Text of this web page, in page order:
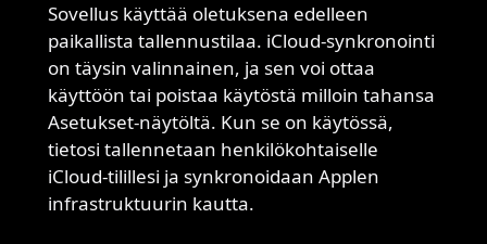
Sovellus käyttää oletuksena edelleen
paikallista tallennustilaa. iCloud-synkronointi
on täysin valinnainen, ja sen voi ottaa
käyttöön tai poistaa käytöstä milloin tahansa
Asetukset-näytöltä. Kun se on käytössä,
tietosi tallennetaan henkilökohtaiselle
iCloud-tilillesi ja synkronoidaan Applen
infrastruktuurin kautta.